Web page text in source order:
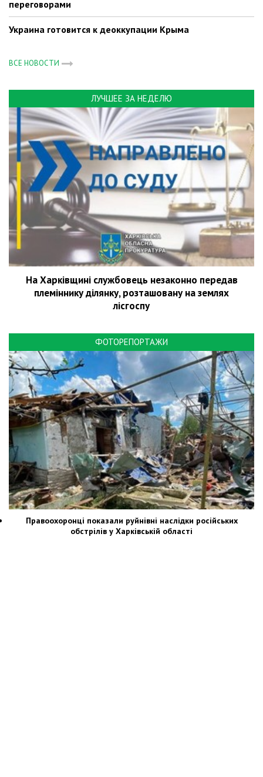
переговорами
Украина готовится к деоккупации Крыма
ВСЕ НОВОСТИ
ЛУЧШЕЕ ЗА НЕДЕЛЮ
На Харківщині службовець незаконно передав
племіннику ділянку, розташовану на землях
лісгоспу
ФОТОРЕПОРТАЖИ
Правоохоронці показали руйнівні наслідки російських
обстрілів у Харківській області